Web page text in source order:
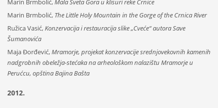
Marin Brmbolić,Mala Sveta Gora u klisuri reke Crnice
Marin Brmbolić, The Little Holy Mountain in the Gorge of the Crnica River
Ružica Vasić,Konzervacija i restauracija slike „Cveće“ autora Save
Šumanovića
Maja Đorđević,Mramorje, projekat konzervacije srednjovekovnih kamenih
nadgrobnih obeležja-stećaka na arheološkom nalazištu Mramorje u
Perućcu, opština Bajina Bašta
2012.